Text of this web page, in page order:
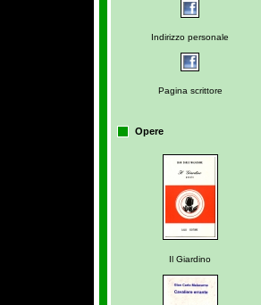
Indirizzo personale
Pagina scrittore
Opere
Il Giardino